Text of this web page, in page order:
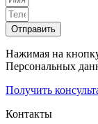
Отправить
Нажимая на
Персональных
Получить
Контакты